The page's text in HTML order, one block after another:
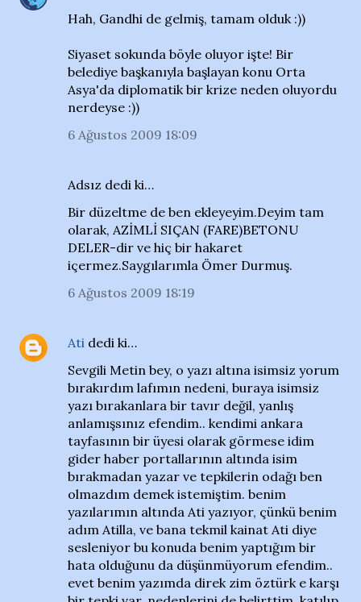
Hah, Gandhi de gelmiş, tamam olduk :))
Siyaset sokunda böyle oluyor işte! Bir
belediye başkanıyla başlayan konu Orta
Asya'da diplomatik bir krize neden oluyordu
nerdeyse :))
6 Ağustos 2009 18:09
Adsız dedi ki…
Bir düzeltme de ben ekleyeyim.Deyim tam
olarak, AZİMLİ SIÇAN (FARE)BETONU
DELER-dir ve hiç bir hakaret
içermez.Saygılarımla Ömer Durmuş.
6 Ağustos 2009 18:19
Ati dedi ki…
Sevgili Metin bey, o yazı altına isimsiz yorum
bırakırdım lafımın nedeni, buraya isimsiz
yazı bırakanlara bir tavır değil, yanlış
anlamışsınız efendim.. kendimi ankara
tayfasının bir üyesi olarak görmese idim
gider haber portallarının altında isim
bırakmadan yazar ve tepkilerin odağı ben
olmazdım demek istemiştim. benim
yazılarımın altında Ati yazıyor, çünkü benim
adım Atilla, ve bana tekmil kainat Ati diye
sesleniyor bu konuda benim yaptığım bir
hata olduğunu da düşünmüyorum efendim..
evet benim yazımda direk zim öztürk e karşı